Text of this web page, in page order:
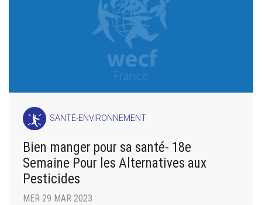
SANTÉ-ENVIRONNEMENT
Bien manger pour sa santé- 18e
Semaine Pour les Alternatives aux
Pesticides
MER 29 MAR 2023